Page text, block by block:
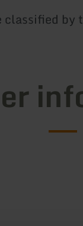
classified by